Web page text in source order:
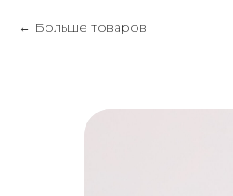
Больше товаров